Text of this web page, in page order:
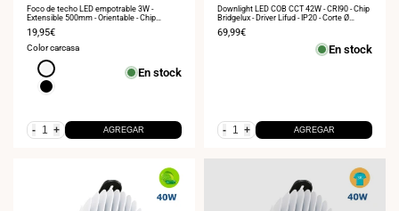
Foco de techo LED empotrable 3W -
Extensible 500mm - Orientable - Chip
Precio
de
venta
19,95€
Color carcasa
Blanco
Negro
En stock
- + AGREGAR
Downlight LED COB CCT 42W - CRI90 - Chip
Bridgelux - Driver Lifud - IP20 - Corte Ø
Precio
69,99€
En stock
- + AGREGAR